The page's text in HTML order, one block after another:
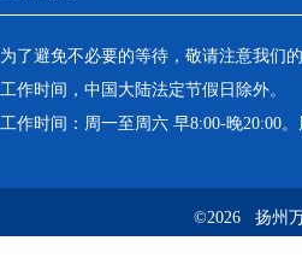
为了避免不必要的等待，敬请注意我们
工作时间，中国大陆法定节假日除外。
工作时间：周一至周六 早8:00-晚20:00
©2026 扬州